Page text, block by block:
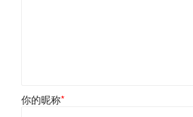
你的昵称*